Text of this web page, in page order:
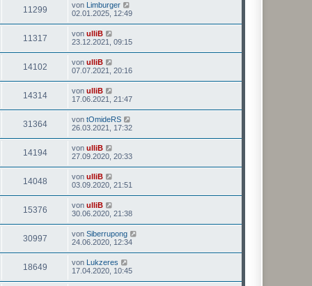
11299 von Limburger
02.01.2025, 12:49
11317 von ulliB
23.12.2021, 09:15
14102 von ulliB
07.07.2021, 20:16
14314 von ulliB
17.06.2021, 21:47
31364 von tOmideRS
26.03.2021, 17:32
14194 von ulliB
27.09.2020, 20:33
14048 von ulliB
03.09.2020, 21:51
15376 von ulliB
30.06.2020, 21:38
30997 von Siberrupong
24.06.2020, 12:34
18649 von Lukzeres
17.04.2020, 10:45